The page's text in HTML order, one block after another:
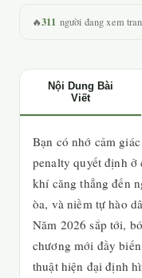
🔥311 người đang xem
Nội Dung Bài
Viết
Bạn có nhớ cảm
penalty quyết định
khí căng thẳng đến
òa, và niềm tự hào
Năm 2026 sắp tới,
chương mới đầy
thuật hiện đại định